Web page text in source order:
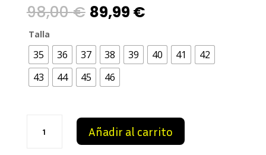
98,00€ Original
was:
98,00 €.
89,99 €Current
is:
Talla
35 36 37 38 39 40 41
42
43
44 45 46
Zoom
Añadir al carrito